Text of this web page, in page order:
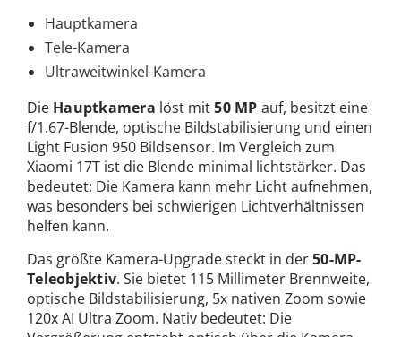
Hauptkamera
Tele-Kamera
Ultraweitwinkel-Kamera
Die Hauptkamera löst mit50 MP auf, besitzt eine
f/1.67-Blende, optische Bildstabilisierung und einen
Light Fusion 950 Bildsensor. Im Vergleich zum
Xiaomi 17T ist die Blende minimal lichtstärker. Das
bedeutet: Die Kamera kann mehr Licht aufnehmen,
was besonders bei schwierigen Lichtverhältnissen
helfen kann.
Das größte Kamera-Upgrade steckt in der50-MP-
Teleobjektiv. Sie bietet 115 Millimeter Brennweite,
optische Bildstabilisierung, 5x nativen Zoom sowie
120x AI Ultra Zoom. Nativ bedeutet: Die